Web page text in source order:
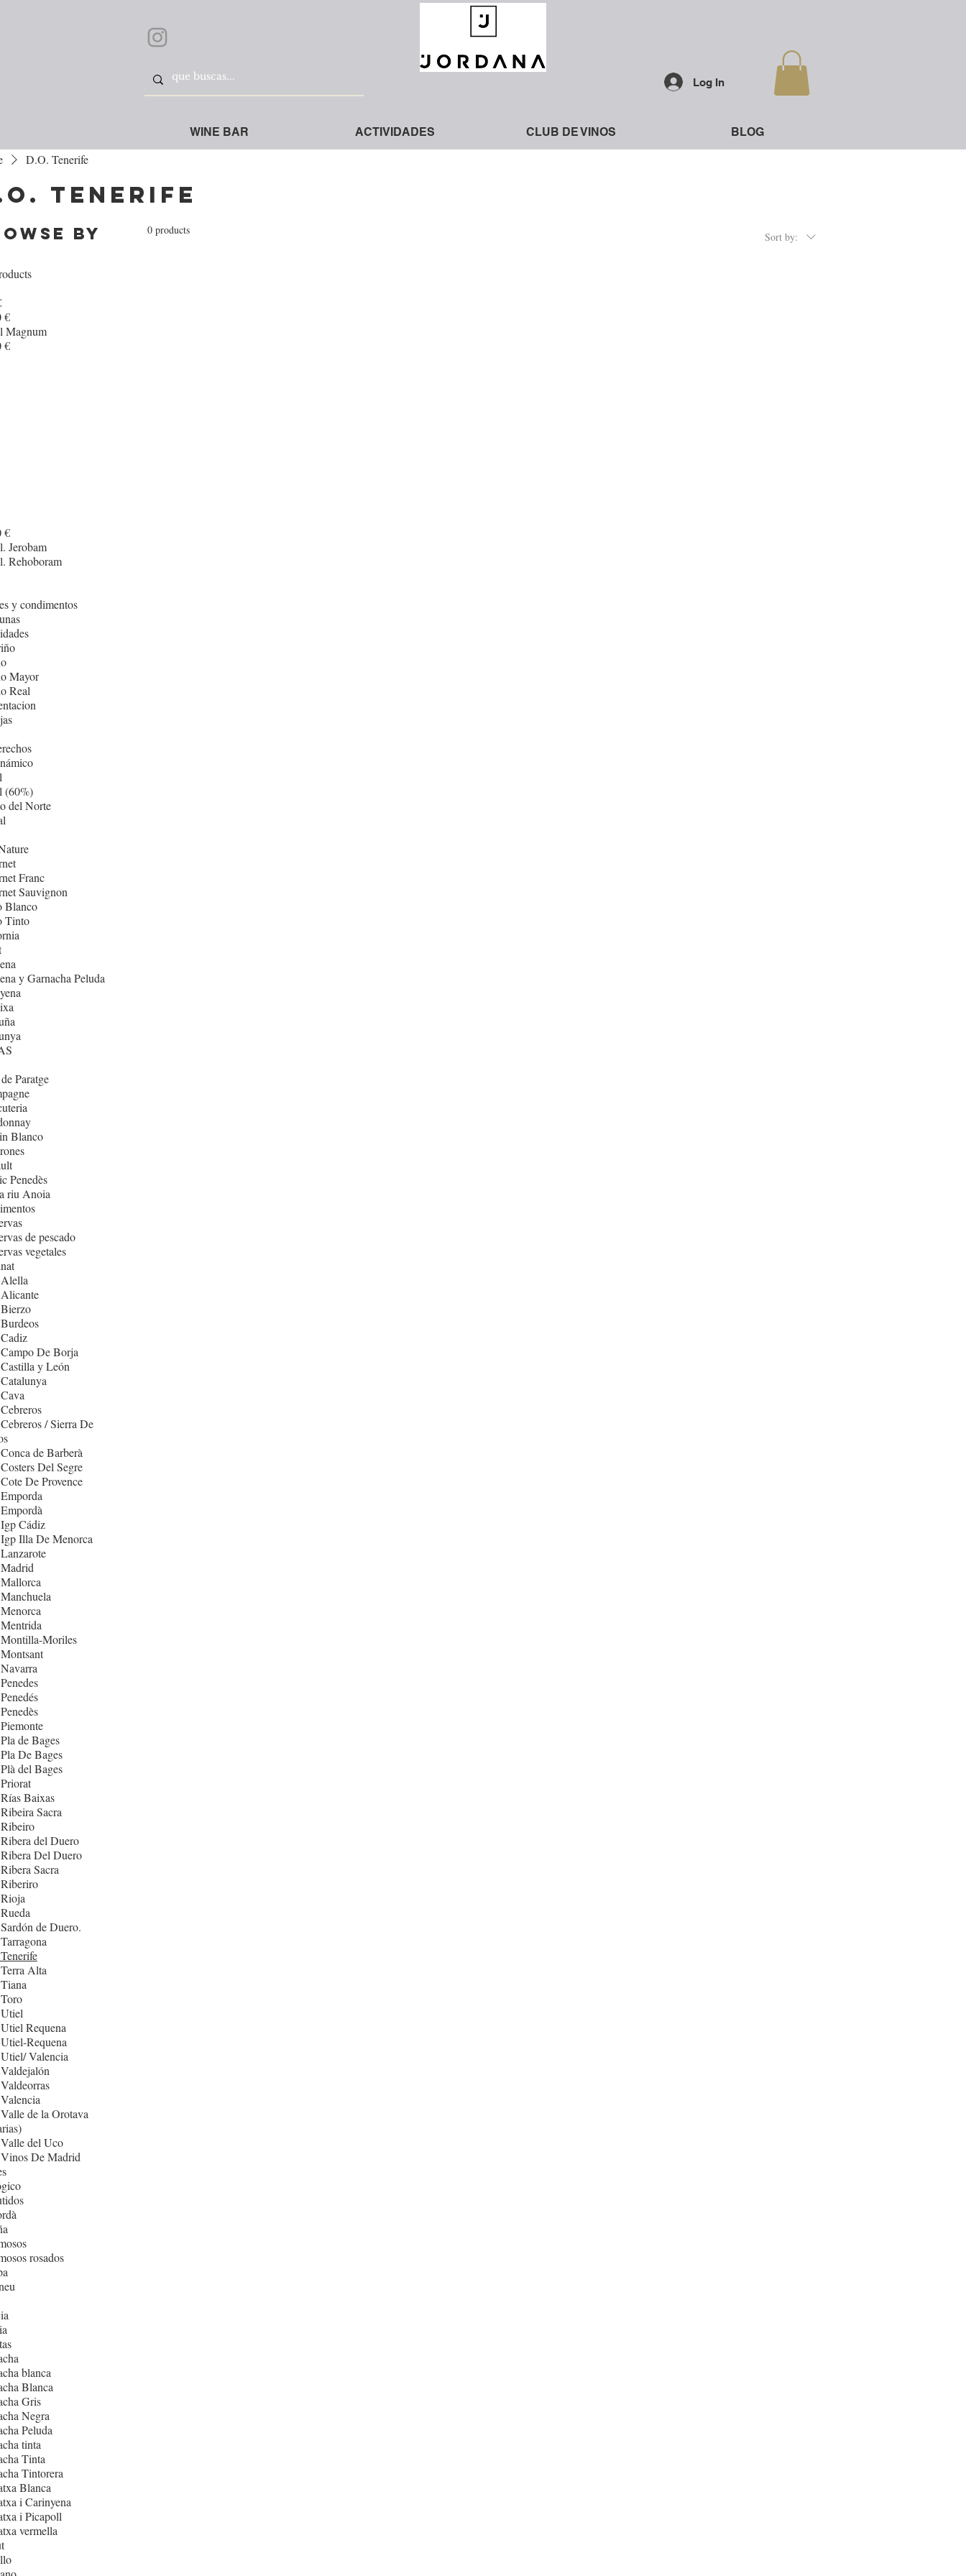
Log In
WINE BAR ACTIVIDADES CLUB DE VINOS BLOG
D.O. Tenerife
Tenerife
by
€
Magnum
€
€
Jerobam
Rehoboram
y condimentos
Mayor
Real
(60%)
del Norte
Franc
Sauvignon
Blanco
Tinto
y Garnacha Peluda
Paratge
Blanco
Penedès
riu Anoia
de pescado
vegetales
De Borja
y León
/ Sierra De
de Barberà
Del Segre
De Provence
Cádiz
Illa De Menorca
Moriles
de Bages
De Bages
del Bages
Baixas
Sacra
del Duero
Del Duero
Sacra
de Duero.
Alta
Requena
Requena
Valencia
de la Orotava
del Uco
De Madrid
rosados
blanca
Blanca
Gris
Negra
Peluda
tinta
Tinta
Tintorera
Blanca
i Carinyena
i Picapoll
vermella
0 products
Sort by: